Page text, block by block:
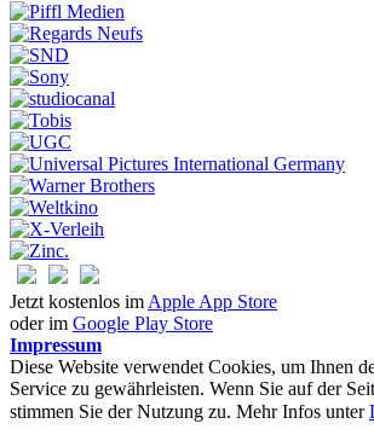
Jetzt kostenlos im Apple App Store
oder im Google Play Store
Impressum
Diese Website verwendet Cookies, um Ihnen
Service zu gewährleisten. Wenn Sie auf der
stimmen Sie der Nutzung zu. Mehr Infos unter